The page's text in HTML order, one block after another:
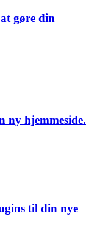
gøre din
ny hjemmeside.
til din nye